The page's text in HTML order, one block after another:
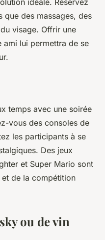
idéale. Réservez
que des massages, des
visage. Offrir une
ami lui permettra de se
temps avec une soirée
vous des consoles de
les participants à se
Des jeux
et Super Mario sont
de la compétition
ou de vin